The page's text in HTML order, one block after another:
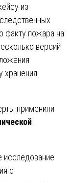
из
факту пожара на
версий
хранения
применили
исследование
с